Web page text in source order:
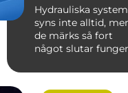
Hydrauliska system
syns inte alltid,
de märks så fort
något slutar